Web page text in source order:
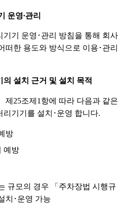
운영∙관리
기 운영･관리 방침을 통해 회사
떠한 용도와 방식으로 이용･관리
설치 근거 및 설치 목적
제25조제1항에 따라 다음과 같은
기기를 설치･운영 합니다.
방
예방
규모의 경우 「주차장법 시행규
치･운영 가능